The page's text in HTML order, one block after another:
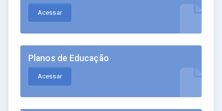
Acessar
Planos de Educação
Acessar